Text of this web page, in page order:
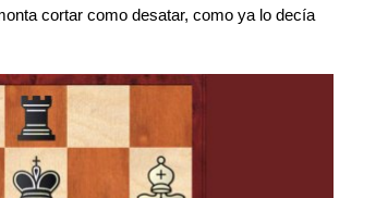
cortar como desatar, como ya lo decía